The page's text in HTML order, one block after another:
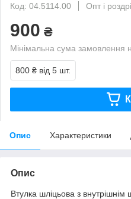
Код: 04.5114.00
Опт і
900 ₴
Мінімальна сума замовлення
800 ₴ від 5 шт.
Опис Характеристики
Опис
Втулка шліцьова з